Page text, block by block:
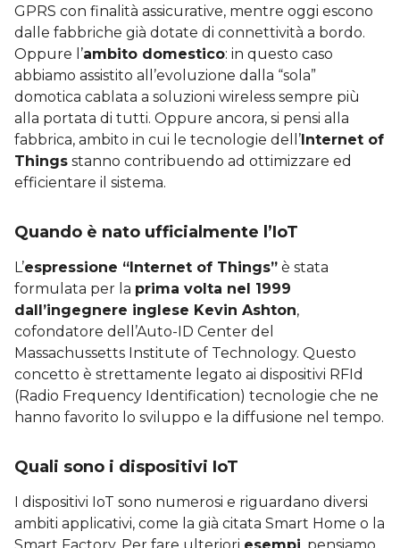
GPRS con finalità assicurative, mentre oggi escono
dalle fabbriche già dotate di connettività a bordo.
Oppure l’ambito domestico: in questo caso
abbiamo assistito all’evoluzione dalla “sola”
domotica cablata a soluzioni wireless sempre più
alla portata di tutti. Oppure ancora, si pensi alla
fabbrica, ambito in cui le tecnologie dell’Internet of
Things stanno contribuendo ad ottimizzare ed
efficientare il sistema.
Quando è nato ufficialmente l’IoT
L’espressione “Internet of Things” è stata
formulata per la prima volta nel 1999
dall’ingegnere inglese Kevin Ashton,
cofondatore dell’Auto-ID Center del
Massachussetts Institute of Technology. Questo
concetto è strettamente legato ai dispositivi RFId
(Radio Frequency Identification) tecnologie che ne
hanno favorito lo sviluppo e la diffusione nel tempo.
Quali sono i dispositivi IoT
I dispositivi IoT sono numerosi e riguardano diversi
ambiti applicativi, come la già citata Smart Home o la